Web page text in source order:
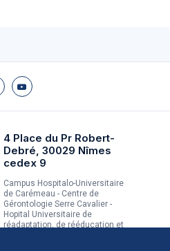
4 Place du Pr Robert-
Debré, 30029 Nîmes
cedex 9
Campus Hospitalo-Universitaire
de Carémeau - Centre de
Gérontologie Serre Cavalier -
Hopital Universitaire de
réadaptation, de rééducation et